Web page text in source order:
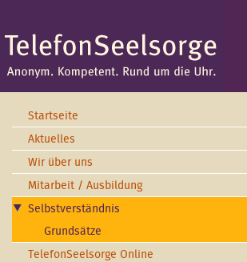
Startseite
Aktuelles
Wir über uns
Mitarbeit / Ausbildung
Selbstverständnis
Grundsätze
TelefonSeelsorge Online